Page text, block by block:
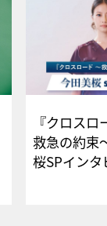
『クロス
救急の約束
桜SPイ